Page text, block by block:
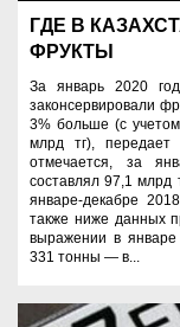
ГДЕ В
ФРУКТЫ
За январь 2020
законсервировали
3% больше (с
млрд тг), передает
отмечается, за
составлял 97,1
январе-декабре
также ниже данных
выражении в январе
331 тонны — в...